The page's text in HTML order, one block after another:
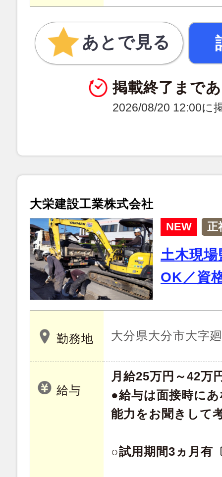
あとで見る
掲載終了まで
2026/08/20 12:00に
大栄建設工業株式会社
NEW 正
土木現
OK／資
勤務地 大分県大分市大字
給与
月給25万円～42万
●給与は面接時に
能力をお聞きして
○試用期間3ヵ月有